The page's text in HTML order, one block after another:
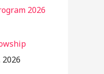
2026
2026